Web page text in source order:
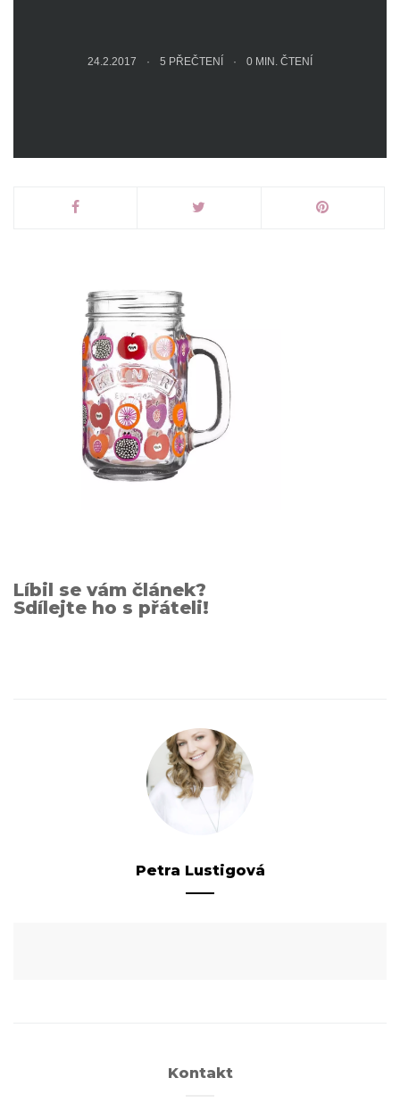
24.2.2017 5 PŘEČTENÍ 0 MIN. ČTENÍ
Líbil se vám článek?
Sdílejte ho s přáteli!
Petra Lustigová
Kontakt